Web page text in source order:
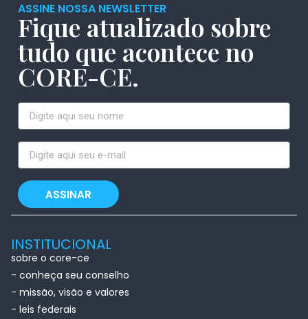
ASSINE NOSSA NEWSLETTER
Fique atualizado sobre
tudo que acontece no
CORE-CE.
ASSINAR
INSTITUCIONAL
sobre o core-ce
- conheça seu conselho
- missão, visão e valores
- leis federais